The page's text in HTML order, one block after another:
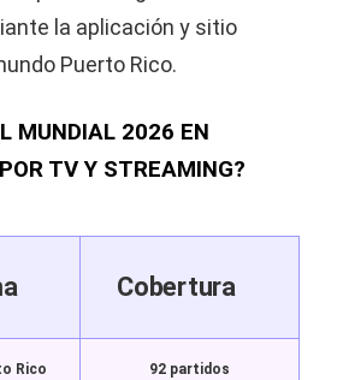
la aplicación y sitio
Puerto Rico.
MUNDIAL 2026 EN
TV Y STREAMING?
Cobertura
Rico 92 partidos